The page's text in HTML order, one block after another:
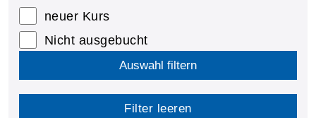
neuer Kurs
Nicht ausgebucht
Auswahl filtern
Filter leeren